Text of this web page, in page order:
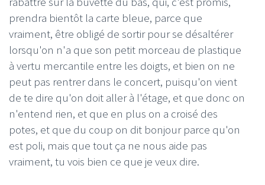
prendra bientôt la carte bleue, parce que
vraiment, être obligé de sortir pour se désaltérer
lorsqu'on n'a que son petit morceau de plastique
à vertu mercantile entre les doigts, et bien on ne
peut pas rentrer dans le concert, puisqu'on vient
de te dire qu'on doit aller à l'étage, et que donc on
n'entend rien, et que en plus on a croisé des
potes, et que du coup on dit bonjour parce qu'on
est poli, mais que tout ça ne nous aide pas
vraiment, tu vois bien ce que je veux dire.